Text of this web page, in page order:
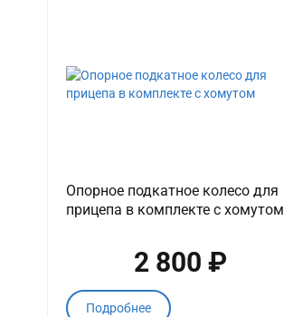
Опорное подкатное колесо для
прицепа в комплекте с хомутом
2 800 ₽
Подробнее